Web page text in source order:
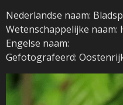
Nederlandse naam:
Wetenschappelijke naam:
Engelse naam:
Gefotografeerd: